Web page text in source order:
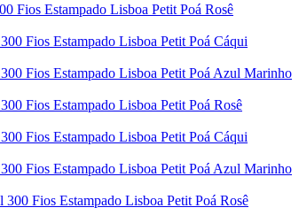
Fios Estampado Lisboa Petit Poá Rosê
Fios Estampado Lisboa Petit Poá Cáqui
Fios Estampado Lisboa Petit Poá Azul Marinho
Fios Estampado Lisboa Petit Poá Rosê
Fios Estampado Lisboa Petit Poá Cáqui
Fios Estampado Lisboa Petit Poá Azul Marinho
Fios Estampado Lisboa Petit Poá Rosê